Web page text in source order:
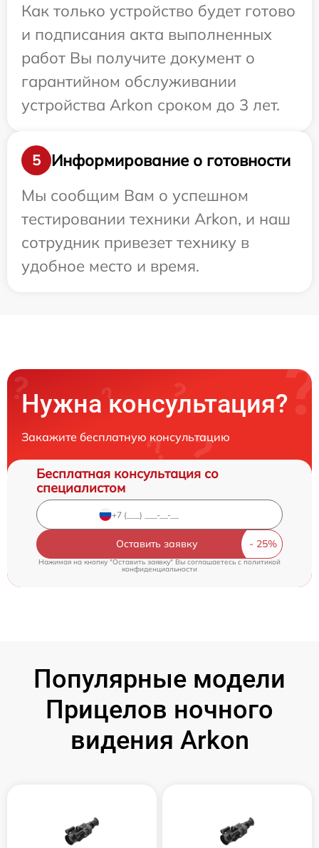
Как только устройство будет готово
и подписания акта выполненных
работ Вы получите документ о
гарантийном обслуживании
устройства Arkon сроком до 3 лет.
5
Информирование о готовности
Мы сообщим Вам о успешном
тестировании техники Arkon, и наш
сотрудник привезет технику в
удобное место и время.
Нужна консультация?
Закажите бесплатную консультацию
Бесплатная консультация со
специалистом
Оставить заявку
Нажимая на кнопку "Оставить заявку" Вы соглашаетесь c политикой
конфиденциальности
Популярные модели
Прицелов ночного
видения Arkon